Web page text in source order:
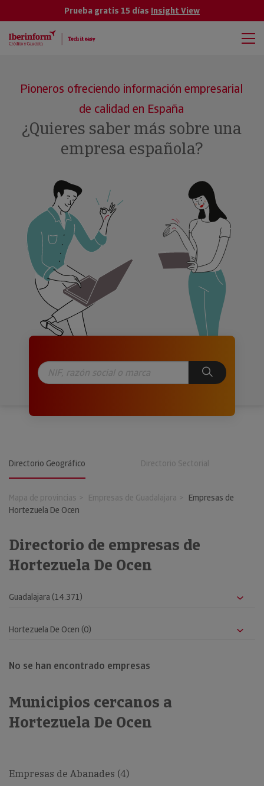
Prueba gratis 15 días Insight View
Pioneros ofreciendo información empresarial
de calidad en España
¿Quieres saber más sobre una
empresa española?
Directorio Geográfico Directorio Sectorial
Mapa de provincias Empresas de Guadalajara
Empresas de
Hortezuela De Ocen
Directorio de empresas de
Hortezuela De Ocen
No se han encontrado empresas
Municipios cercanos a
Hortezuela De Ocen
Empresas de Abanades (4)